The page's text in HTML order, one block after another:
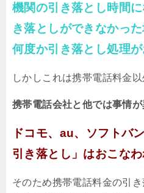
機関の引き落とし時間
き落としができなかっ
何度か引き落とし処理が
しかしこれは携帯電話料金以
携帯電話会社と他では事情が
ドコモ、au、ソフトバ
引き落とし」はおこなわ
そのため携帯電話料金の引